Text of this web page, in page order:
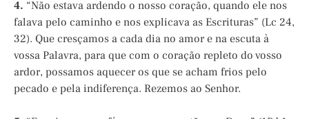
4. “Não estava ardendo o nosso coração, quando ele nos
falava pelo caminho e nos explicava as Escrituras” (Lc 24,
32). Que cresçamos a cada dia no amor e na escuta à
vossa Palavra, para que com o coração repleto do vosso
ardor, possamos aquecer os que se acham frios pelo
pecado e pela indiferença. Rezemos ao Senhor.